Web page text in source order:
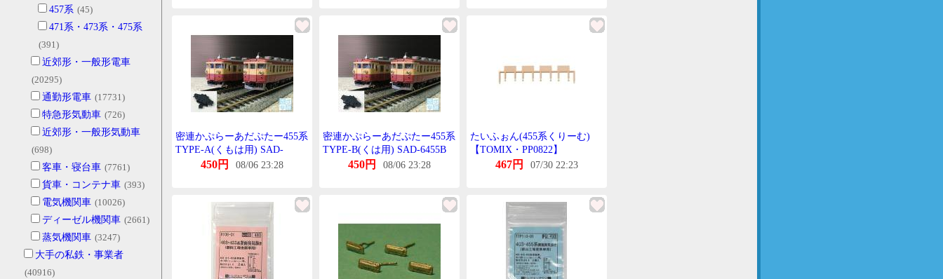
457系 (45)
471系・473系・475系
(391)
近郊形・一般形電車
(20295)
通勤形電車 (17731)
特急形気動車 (726)
近郊形・一般形気動車
(698)
客車・寝台車 (7761)
貨車・コンテナ車 (393)
電気機関車 (10026)
ディーゼル機関車 (2661)
蒸気機関車 (3247)
大手の私鉄・事業者
(40916)
密連かぷらーあだぷたー455系
TYPE-A(くもは用) SAD-
6455A450円 08/06 23:28
密連かぷらーあだぷたー455系
TYPE-B(くは用) SAD-6455B
450円 08/06 23:28
たいふぉん(455系くりーむ)
【TOMIX・PP0822】
467円 07/30 22:23